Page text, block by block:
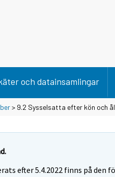
och datainsamlingar
> 9.2 Sysselsatta efter kön och
efter 5.4.2022 finns på den